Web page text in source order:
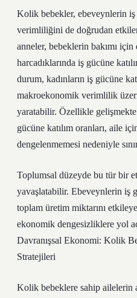
Kolik bebekler, ebeveynlerin iş
verimliliğini de doğrudan
anneler, bebeklerin bakımı için
harcadıklarında iş gücüne
durum, kadınların iş gücüne
makroekonomik verimlilik
yaratabilir. Özellikle
gücüne katılım oranları, aile
dengelenmemesi nedeniyle
Toplumsal düzeyde bu tür bir
yavaşlatabilir. Ebeveynlerin iş
toplam üretim miktarını
ekonomik dengesizliklere yol
Davranışsal Ekonomi: Kolik
Stratejileri
Kolik bebeklere sahip ailelerin